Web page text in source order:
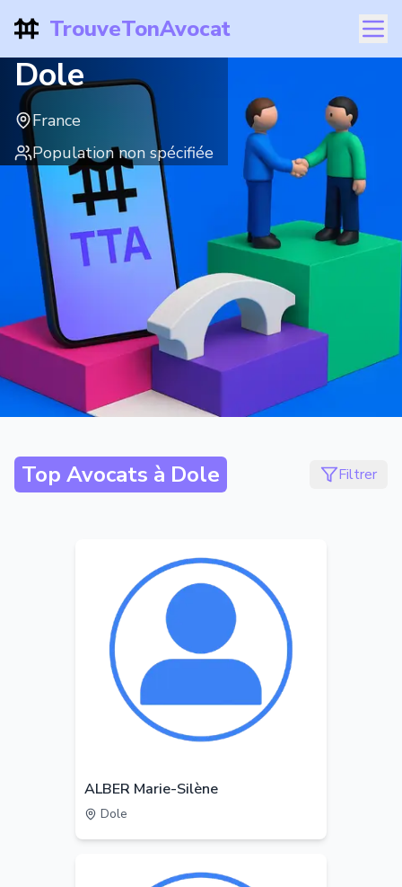
TrouveTonAvocat
Dole
France
Population non spécifiée
Top Avocats à Dole Filtrer
ALBER Marie-Silène
Dole